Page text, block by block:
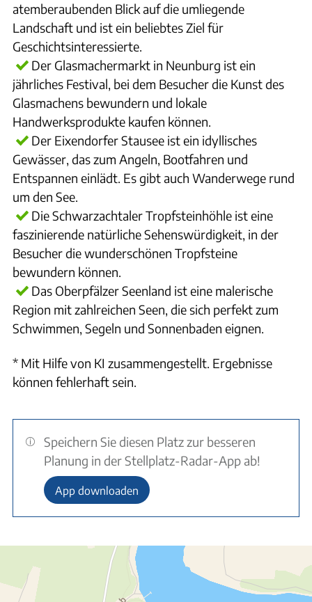
atemberaubenden Blick auf die umliegende
Landschaft und ist ein beliebtes Ziel für
Geschichtsinteressierte.
Der Glasmachermarkt in Neunburg ist ein
jährliches Festival, bei dem Besucher die Kunst des
Glasmachens bewundern und lokale
Handwerksprodukte kaufen können.
Der Eixendorfer Stausee ist ein idyllisches
Gewässer, das zum Angeln, Bootfahren und
Entspannen einlädt. Es gibt auch Wanderwege rund
um den See.
Die Schwarzachtaler Tropfsteinhöhle ist eine
faszinierende natürliche Sehenswürdigkeit, in der
Besucher die wunderschönen Tropfsteine
bewundern können.
Das Oberpfälzer Seenland ist eine malerische
Region mit zahlreichen Seen, die sich perfekt zum
Schwimmen, Segeln und Sonnenbaden eignen.
* Mit Hilfe von KI zusammengestellt. Ergebnisse
können fehlerhaft sein.
Speichern Sie diesen Platz zur besseren
Planung in der Stellplatz-Radar-App ab!
App downloaden